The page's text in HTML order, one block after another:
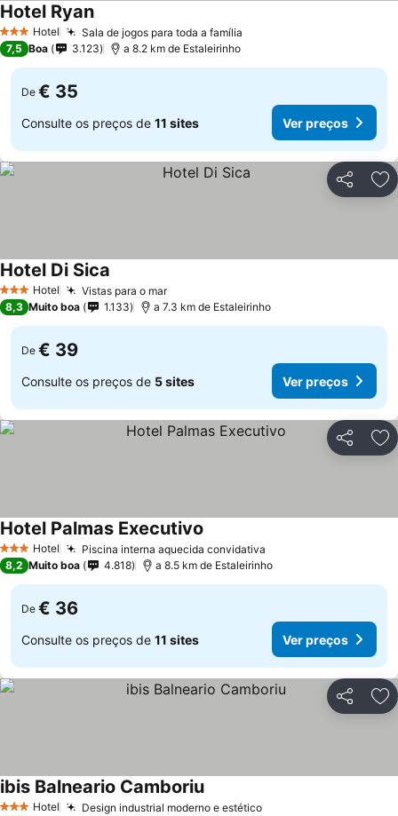
3 EstrelasHotel Sala de jogos para toda a família
Hotel Ryan
7,5 Boa 3.123 a 8.2 km de Estaleirinho
De € 35
Consulte os preços de 11 sites Ver preços
Partilhar
3 EstrelasHotel Vistas para o mar
Hotel Di Sica
8,3 Muito boa 1.133 a 7.3 km de Estaleirinho
De € 39
Consulte os preços de 5 sites Ver preços
Partilhar
3 EstrelasHotel Piscina interna aquecida convidativa
Hotel Palmas Executivo
8,2 Muito boa 4.818 a 8.5 km de Estaleirinho
De € 36
Consulte os preços de 11 sites Ver preços
Partilhar
3 EstrelasHotel Design industrial moderno e estético
ibis Balneario Camboriu